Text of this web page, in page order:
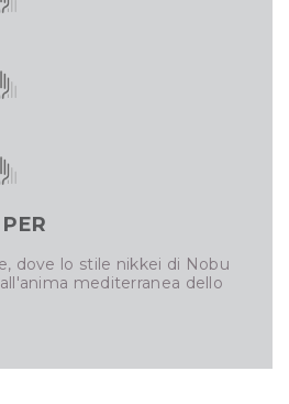
dove lo stile nikkei di Nobu
mediterranea dello